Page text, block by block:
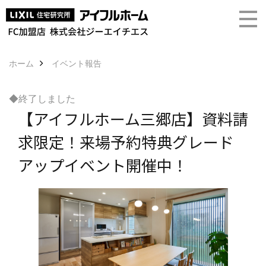
ホーム イベント報告
◆終了しました
【アイフルホーム三郷店】資料請
求限定！来場予約特典グレード
アップイベント開催中！